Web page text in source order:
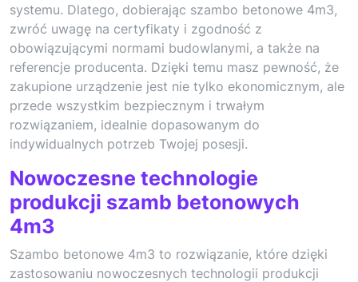
systemu. Dlatego, dobierając szambo betonowe 4m3,
zwróć uwagę na certyfikaty i zgodność z
obowiązującymi normami budowlanymi, a także na
referencje producenta. Dzięki temu masz pewność, że
zakupione urządzenie jest nie tylko ekonomicznym, ale
przede wszystkim bezpiecznym i trwałym
rozwiązaniem, idealnie dopasowanym do
indywidualnych potrzeb Twojej posesji.
Nowoczesne technologie
produkcji szamb betonowych
4m3
Szambo betonowe 4m3 to rozwiązanie, które dzięki
zastosowaniu nowoczesnych technologii produkcji